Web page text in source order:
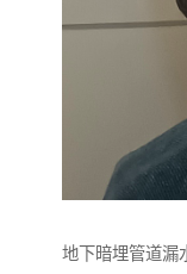
地下暗埋管道漏